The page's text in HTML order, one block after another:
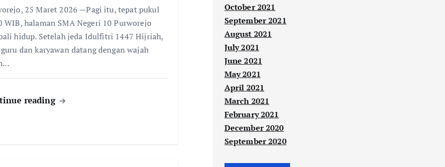
25 Maret 2026 —Pagi itu, tepat pukul
WIB, halaman SMA Negeri 10 Purworejo
hidup. Setelah jeda Idulfitri 1447 Hijriah,
dan karyawan datang dengan wajah
reading
October 2021
September 2021
August 2021
July 2021
June 2021
May 2021
April 2021
March 2021
February 2021
December 2020
September 2020